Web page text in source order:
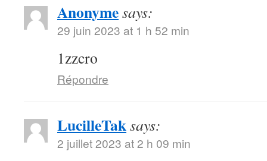
Anonymesays:
29 juin 2023 at 1 h 52 min
1zzcro
Répondre
LucilleTaksays:
2 juillet 2023 at 2 h 09 min